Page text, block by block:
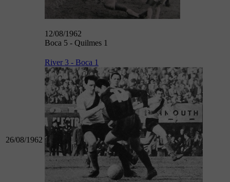
12/08/1962
Boca 5 - Quilmes 1
26/08/1962
River 3 - Boca 1